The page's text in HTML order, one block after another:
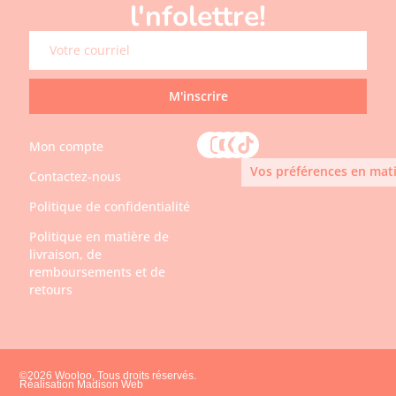
l'nfolettre!
M'inscrire
Mon compte
Contactez-nous
Politique de confidentialité
Politique en matière de
livraison, de
remboursements et de
retours
Vos préférences en
©2026 Wooloo, Tous droits réservés.
Réalisation Madison Web